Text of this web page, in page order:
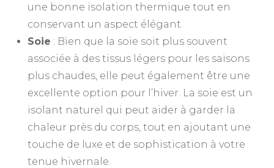
une bonne isolation thermique tout en
conservant un aspect élégant.
Soie : Bien que la soie soit plus souvent
associée à des tissus légers pour les saisons
plus chaudes, elle peut également être une
excellente option pour l’hiver. La soie est un
isolant naturel qui peut aider à garder la
chaleur près du corps, tout en ajoutant une
touche de luxe et de sophistication à votre
tenue hivernale.